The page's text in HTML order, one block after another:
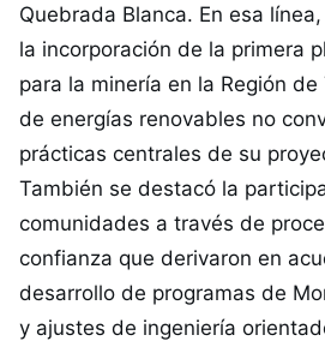
Quebrada Blanca. En esa
la incorporación de la primera
para la minería en la Región
de energías renovables no
prácticas centrales de su
También se destacó la
comunidades a través de
confianza que derivaron en
desarrollo de programas de
y ajustes de ingeniería